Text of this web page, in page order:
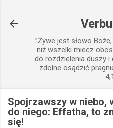
”Żywe jest słowo
niż wszelki miecz
do rozdzielenia duszy i
zdolne osądzić
Spojrzawszy w niebo,
do niego: Effatha, to
się!